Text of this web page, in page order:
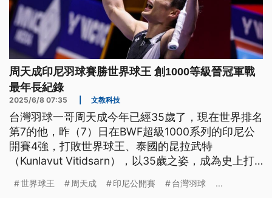
周天成印尼羽球賽勝世界球王 創1000等級晉冠軍戰
最年長紀錄
2025/6/8 07:35 文教科技
台灣羽球一哥周天成今年已經35歲了，現在世界排名
第7的他，昨（7）日在BWF超級1000系列的印尼公
開賽4強，打敗世界球王、泰國的昆拉武特
（Kunlavut Vitidsarn），以35歲之姿，成為史上打
丹麥名將安東森（Anders Antonsen），力拚他生涯
世界球王 周天成 印尼公開賽 台灣羽球 ...